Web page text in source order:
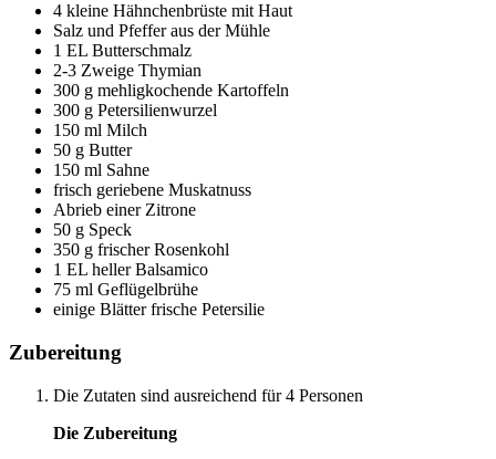
4 kleine Hähnchenbrüste mit Haut
Salz und Pfeffer aus der Mühle
1 EL Butterschmalz
2-3 Zweige Thymian
300 g mehligkochende Kartoffeln
300 g Petersilienwurzel
150 ml Milch
50 g Butter
150 ml Sahne
frisch geriebene Muskatnuss
Abrieb einer Zitrone
50 g Speck
350 g frischer Rosenkohl
1 EL heller Balsamico
75 ml Geflügelbrühe
einige Blätter frische Petersilie
Zubereitung
Die Zutaten sind ausreichend für 4 Personen
Die Zubereitung